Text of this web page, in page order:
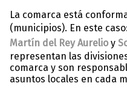
La comarca está
(municipios). En este caso:
Martín del Rey Aurelio y
representan las
comarca y son
asuntos locales en cada